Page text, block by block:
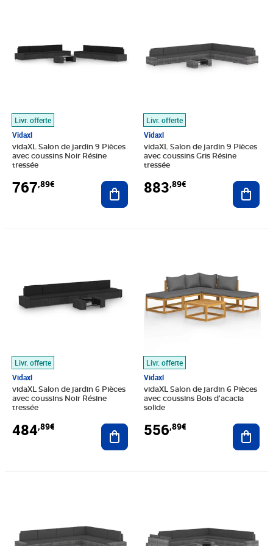
Livr. offerte
Vidaxl
vidaXL Salon de jardin 9 Pièces
avec coussins Noir Résine
tressée
767,89€ Ajouter au panier
Livr. offerte
Vidaxl
vidaXL Salon de jardin 9 Pièces
avec coussins Gris Résine
tressée
883,89€
Livr. offerte
Vidaxl
vidaXL Salon de jardin 6 Pièces
avec coussins Noir Résine
tressée
484,89€ Ajouter au panier
Livr. offerte
Vidaxl
vidaXL Salon de jardin 6 Pièces
avec coussins Bois d'acacia
solide
556,89€